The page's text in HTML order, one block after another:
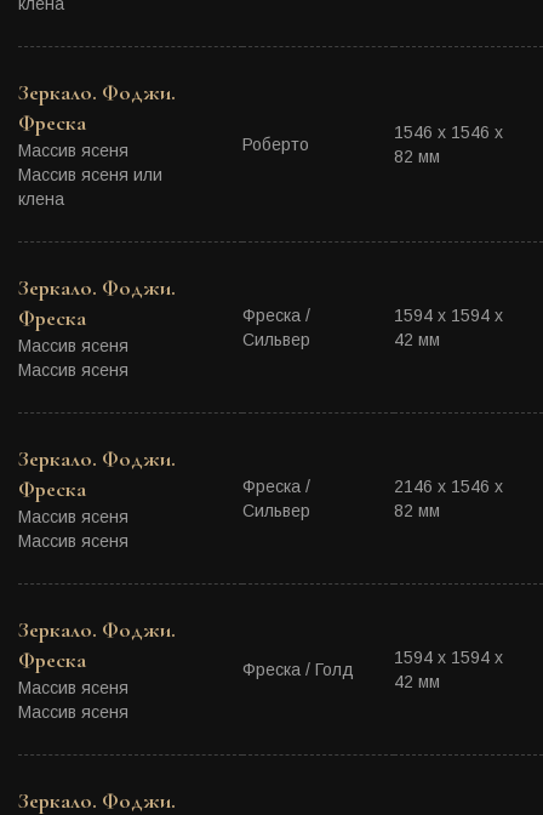
Зеркало. Фоджи.
Фреска
Массив ясеня
Массив ясеня или
клена
Роберто
1546 х 1546 х
82 мм
Зеркало. Фоджи.
Фреска
Массив ясеня
Массив ясеня
Фреска /
Сильвер
1594 х 1594 х
42 мм
Зеркало. Фоджи.
Фреска
Массив ясеня
Массив ясеня
Фреска /
Сильвер
2146 х 1546 х
82 мм
Зеркало. Фоджи.
Фреска
Массив ясеня
Массив ясеня
Фреска / Голд
1594 х 1594 х
42 мм
Зеркало. Фоджи.